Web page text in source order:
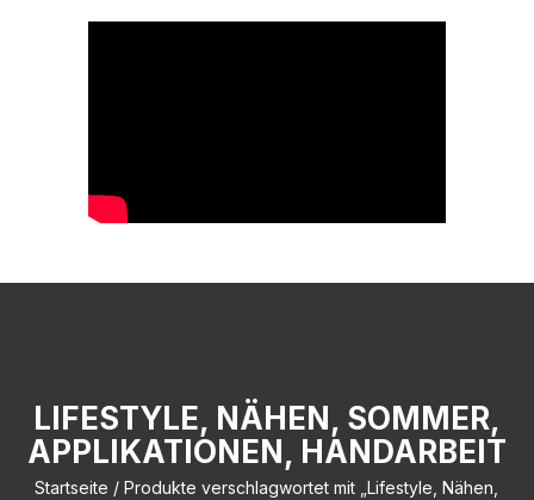
LIFESTYLE, NÄHEN, SOMMER,
APPLIKATIONEN, HANDARBEIT
Startseite / Produkte verschlagwortet mit „Lifestyle, Nähen,